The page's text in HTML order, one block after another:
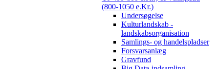
(800-1050 e.Kr.)
Undersøgelse
Kulturlandskab -
landskabsorganisation
Samlings- og handelspladser
Forsvarsanlæg
Gravfund